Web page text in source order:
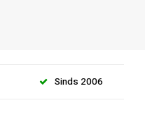
Sinds 2006